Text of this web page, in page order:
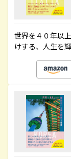
世界を４０年以
けする、人生を